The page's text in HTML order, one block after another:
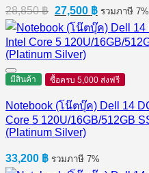
28,850฿ Original
price
was:
28,850 ฿.
27,500 ฿Current
price
is:
27,500 ฿.
รวมภาษี 7%
มีสินค้า ซื้อครบ 5,000 ส่งฟรี
Notebook (โน๊ตบุ๊ค) Dell 14
Core 5 120U/16GB/512GB
(Platinum Silver)
33,200 ฿ รวมภาษี 7%